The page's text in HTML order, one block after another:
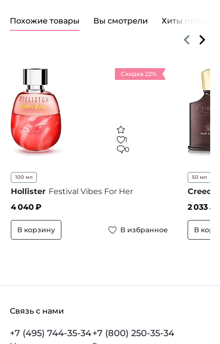
Похожие товары Вы смотрели Хиты продаж
Скидка 22%
1
0
100 мл
Hollister Festival Vibes For Her
4 040₽
В корзину В избранное
50 мл
Creed
2 033₽
В
Связь с нами
+7 (495) 744-35-34+7 (800) 250-35-34